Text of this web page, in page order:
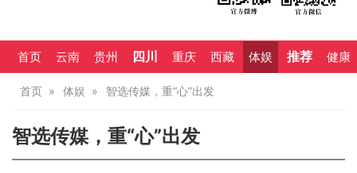
首页 云南 贵州 四川 重庆 西藏 体娱 推荐 健康
首页 体娱 智选传媒，重“心”出发
智选传媒，重“心”出发